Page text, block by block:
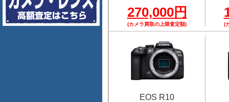
270,000円
(カメラ買取の上限査定額) (
EOS R10